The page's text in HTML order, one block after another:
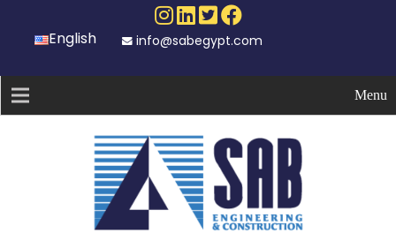
English info@sabegypt.com
Menu